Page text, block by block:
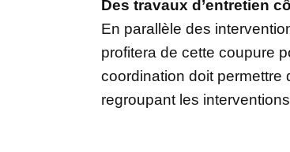
Des travaux d’entretien
En parallèle des
profitera de cette coupure
coordination doit permettre
regroupant les